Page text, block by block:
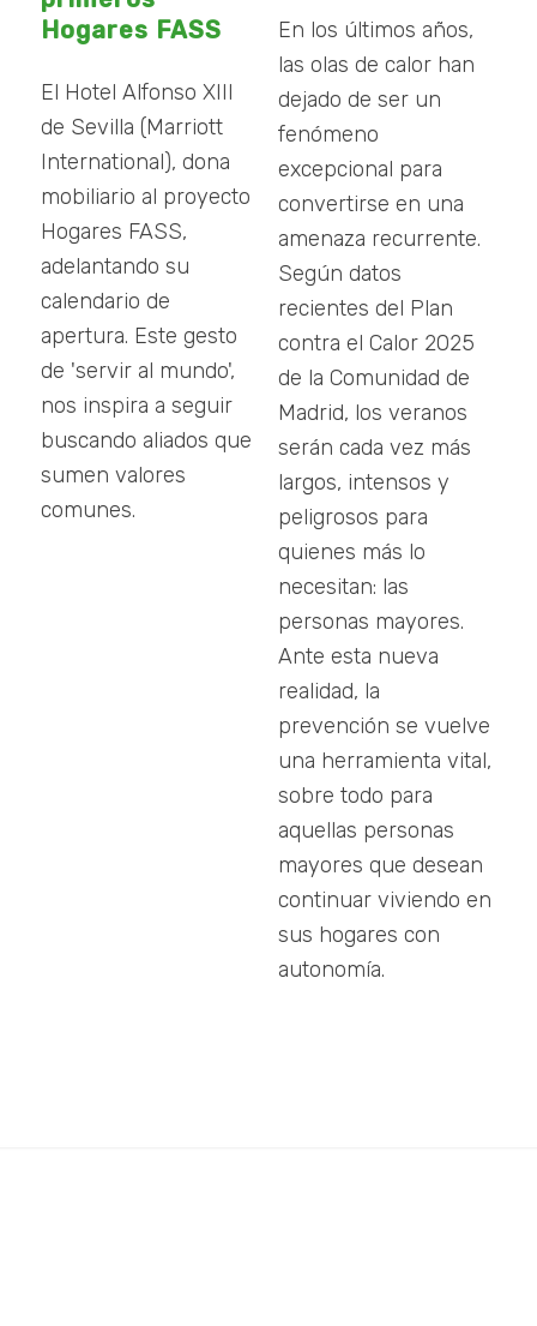
Hogares FASS
El Hotel Alfonso XIII
de Sevilla (Marriott
International), dona
mobiliario al proyecto
Hogares FASS,
adelantando su
calendario de
apertura. Este gesto
de 'servir al mundo',
nos inspira a seguir
buscando aliados que
sumen valores
comunes.
En los últimos años,
las olas de calor han
dejado de ser un
fenómeno
excepcional para
convertirse en una
amenaza recurrente.
Según datos
recientes del Plan
contra el Calor 2025
de la Comunidad de
Madrid, los veranos
serán cada vez más
largos, intensos y
peligrosos para
quienes más lo
necesitan: las
personas mayores.
Ante esta nueva
realidad, la
prevención se vuelve
una herramienta vital,
sobre todo para
aquellas personas
mayores que desean
continuar viviendo en
sus hogares con
autonomía.